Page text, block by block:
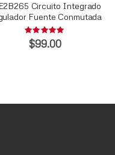
Circuito Integrado
Fuente Conmutada
Rating:
0%
$99.00